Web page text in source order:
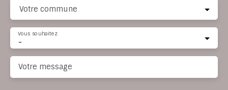
Votre commune
-
Vous souhaitez
Votre message